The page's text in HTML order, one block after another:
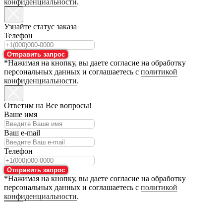
конфиденциальности.
Узнайте статус заказа
Телефон
Отправить запрос
*Нажимая на кнопку, вы даете согласие на обработку
персональных данных и соглашаетесь с политикой
конфиденциальности.
Ответим на Все вопросы!
Ваше имя
Ваш e-mail
Телефон
Отправить запрос
*Нажимая на кнопку, вы даете согласие на обработку
персональных данных и соглашаетесь с политикой
конфиденциальности.